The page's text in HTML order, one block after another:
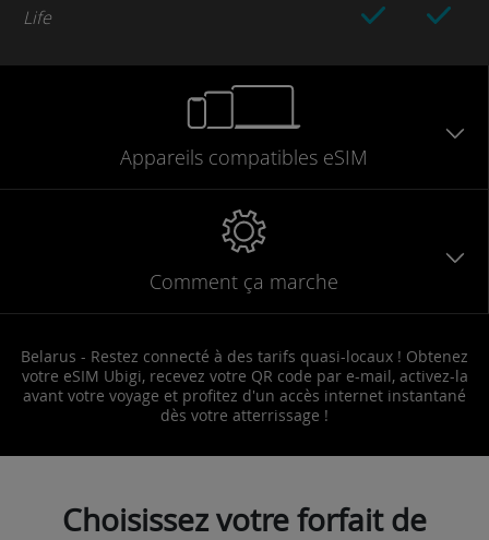
Life
Appareils compatibles eSIM
Comment ça marche
Belarus - Restez connecté à des tarifs quasi-locaux ! Obtenez
votre eSIM Ubigi, recevez votre QR code par e-mail, activez-la
avant votre voyage et profitez d'un accès internet instantané
dès votre atterrissage !
Choisissez votre forfait de